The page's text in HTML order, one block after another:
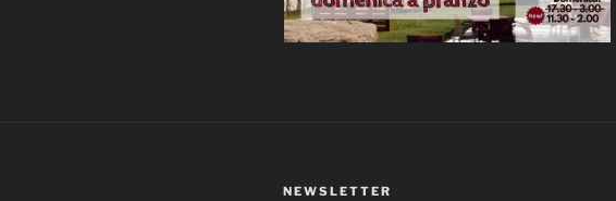
NEWSLETTER